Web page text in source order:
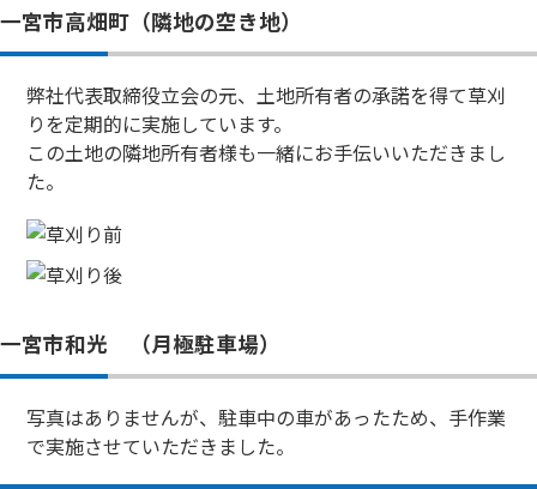
一宮市高畑町（隣地の空き地）
弊社代表取締役立会の元、土地所有者の承諾を得て草刈
りを定期的に実施しています。
この土地の隣地所有者様も一緒にお手伝いいただきまし
た。
一宮市和光 （月極駐車場）
写真はありませんが、駐車中の車があったため、手作業
で実施させていただきました。